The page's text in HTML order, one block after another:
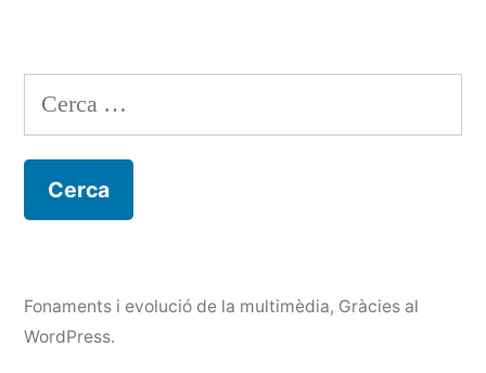
Cerca:
Fonaments i evolució de la multimèdia, Gràcies al
WordPress.